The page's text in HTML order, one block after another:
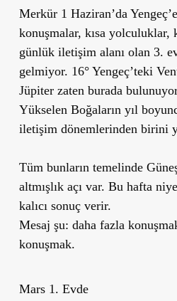
Merkür 1 Haziran’da
konuşmalar, kısa
günlük iletişim alanı olan 3.
gelmiyor. 16° Yengeç’teki
Jüpiter zaten burada
Yükselen Boğaların yıl
iletişim dönemlerinden birini
Tüm bunların temelinde
altmışlık açı var. Bu hafta
kalıcı sonuç verir.
Mesaj şu: daha fazla
konuşmak.
Mars 1. Evde